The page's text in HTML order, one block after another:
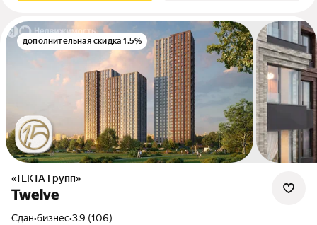
дополнительная скидка 1.5%
«ТЕКТА Групп»
Twelve
Сдан•бизнес•3.9 (106)